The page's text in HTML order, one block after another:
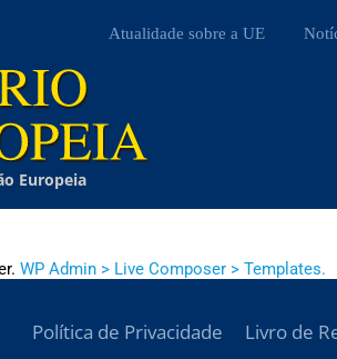
Atualidade sobre a UE
Europeia
WP Admin > Live Composer > Templates.
Política de Privacidade Livro de